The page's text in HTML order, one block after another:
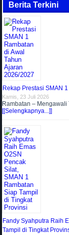
Berita Terkini
Rekap Prestasi SMAN
Kamis, 23 Juli 2026
Rambatan –
[[Selengkapnya...]]
Fandy Syahputra Raih
Tampil di Tingkat